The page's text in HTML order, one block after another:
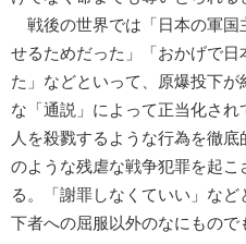
戦後の世界では「日本の軍国
せるためだった」「おかげで
た」などといって、原爆投下
な「通説」によって正当化さ
人を殺戮するような行為を徹
のような残虐な戦争犯罪を起
る。「謝罪しなくていい」な
下者への屈服以外のなにもので